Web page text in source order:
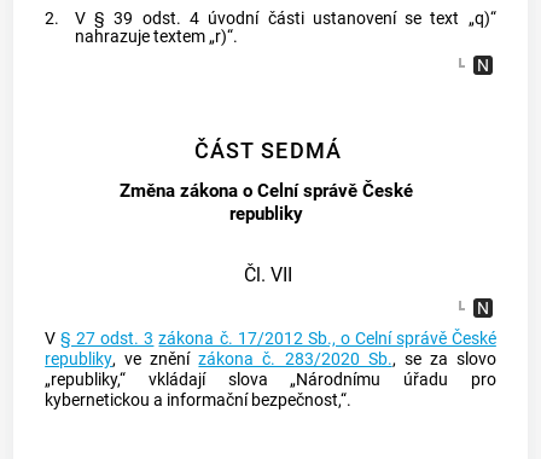
2.
V § 39 odst. 4 úvodní části ustanovení se text „q)“
nahrazuje textem „r)“.
ČÁST SEDMÁ
Změna zákona o Celní správě České
republiky
Čl. VII
V§ 27 odst. 3 zákona č. 17/2012 Sb., o Celní správě České
republiky, ve zněnízákona č. 283/2020 Sb., se za slovo
„republiky,“ vkládají slova „Národnímu úřadu pro
kybernetickou a informační bezpečnost,“.